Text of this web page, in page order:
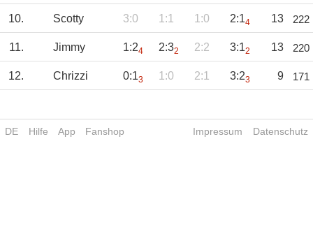
10. Scotty 3:0 1:1 1:0 2:14 13 222
11. Jimmy 1:24 2:32 2:2 3:12 13 220
12. Chrizzi 0:13 1:0 2:1 3:23 9 171
DE Hilfe App Fanshop Impressum Datenschutz